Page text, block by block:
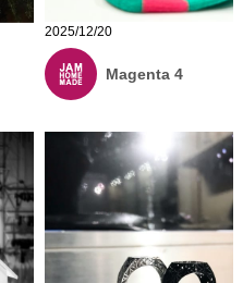
2025/12/20
Magenta 4